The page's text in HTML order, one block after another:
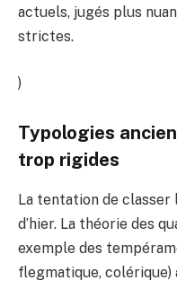
actuels, jugés plus
strictes.
)
Typologies
trop rigides
La tentation de classer
d’hier. La théorie des
exemple des
flegmatique, colérique)